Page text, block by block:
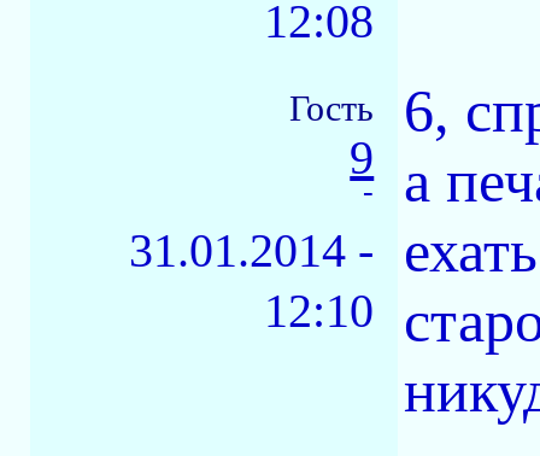
12:08
Гость
9
-
31.01.2014 -
12:10
6,
а